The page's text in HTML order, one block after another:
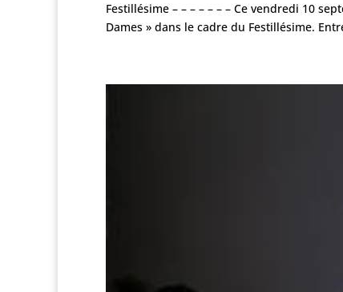
Festillésime – – – – – – – Ce vendredi 10
Dames » dans le cadre du Festillésime.